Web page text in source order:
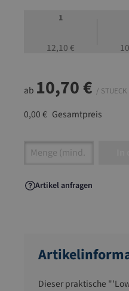
1
12,10 €
ab 10,70 € / STUECK
0,00 € Gesamtpreis
Artikel Anzahl:
Artikel anfragen
Dieser praktische